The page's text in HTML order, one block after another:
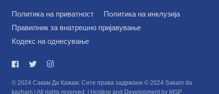
Политика на приватност
Политика на инклузија
Правилник за внатрешно пријавување
Кодекс на однесување
© 2024 Сакам Да Кажам. Сите права задржани © 2024 Sakam da
kazham | All rights reserved. | Hosting and Development by MSP